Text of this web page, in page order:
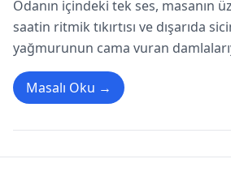
Odanın içindeki tek ses, masanın
saatin ritmik tıkırtısı ve dışarıda
yağmurunun cama vuran
Masalı Oku →